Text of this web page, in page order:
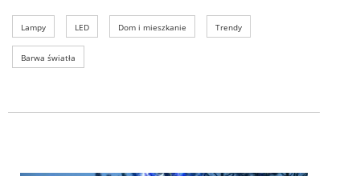
Lampy LED Dom i mieszkanie Trendy
Barwa światła